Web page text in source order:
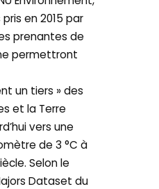
en 2015 par
prenantes de
permettront
un tiers » des
et la Terre
vers une
de 3 °C à
Selon le
Dataset du